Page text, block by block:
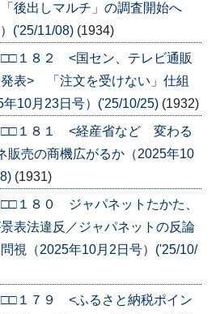
後出しマルチ」の調査開始へ
('25/11/08) (1934)
□□１８２ <国セン、テレビ通販
表> 「注文を受けない」仕組
10月23日号）('25/10/25) (1932)
□□１８１ <経産省など 変わる
販売の商機広がるか（2025年10
(1931)
□□１８０ ジャパネットたかた、
景表法違反／ジャパネットの反論
視（2025年10月2日号）('25/10/
□□１７９ <ふるさと納税ポイン